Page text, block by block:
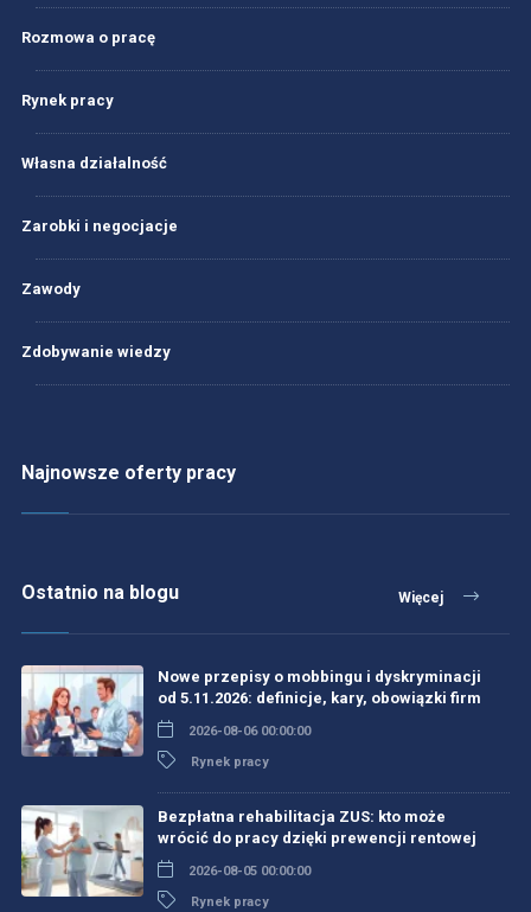
Rozmowa o pracę
Rynek pracy
Własna działalność
Zarobki i negocjacje
Zawody
Zdobywanie wiedzy
Najnowsze oferty pracy
Ostatnio na blogu Więcej
Nowe przepisy o mobbingu i dyskryminacji
od 5.11.2026: definicje, kary, obowiązki firm
2026-08-06 00:00:00
Rynek pracy
Bezpłatna rehabilitacja ZUS: kto może
wrócić do pracy dzięki prewencji rentowej
2026-08-05 00:00:00
Rynek pracy